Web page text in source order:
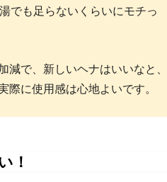
でも足らないくらいにモチっ
で、新しいヘナはいいなと、
に使用感は心地よいです。
！